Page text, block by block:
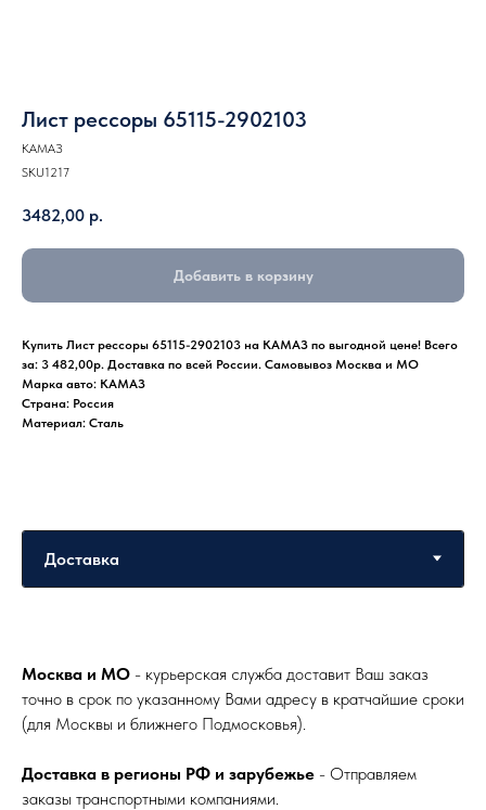
Лист рессоры 65115-2902103
КАМАЗ
SKU1217
3482,00 р.
Добавить в корзину
Купить Лист рессоры 65115-2902103 на КАМАЗ по выгодной цене! Всего
за: 3 482,00р. Доставка по всей России. Самовывоз Москва и МО
Марка авто: КАМАЗ
Страна: Россия
Материал: Сталь
Москва и МО - курьерская служба доставит Ваш заказ
точно в срок по указанному Вами адресу в кратчайшие сроки
(для Москвы и ближнего Подмосковья).
Доставка в регионы РФ и зарубежье - Отправляем
заказы транспортными компаниями.